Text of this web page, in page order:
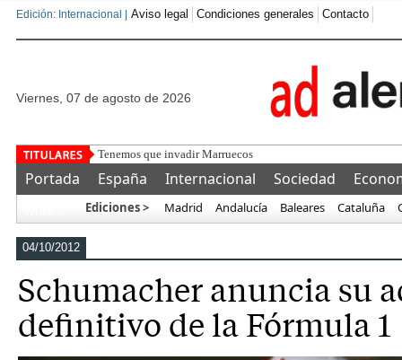
Edición: Internacional | Aviso legal Condiciones generales Contacto
viernes, 07 de agosto de 2026
Pedro Sánchez podría hab
Portada España Internacional Sociedad
Ediciones > Madrid Andalucía Baleares Cataluña
04/10/2012
Schumacher anuncia su
definitivo de la Fórmula 1